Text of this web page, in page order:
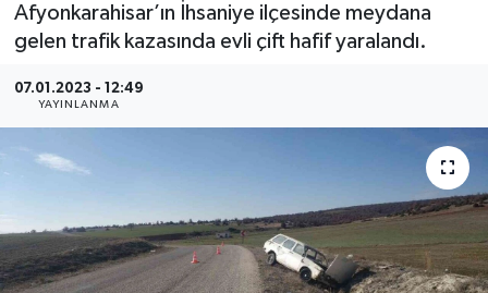
Afyonkarahisar’ın İhsaniye ilçesinde meydana
gelen trafik kazasında evli çift hafif yaralandı.
07.01.2023 - 12:49
YAYINLANMA
Teknoloji
Kültür - Sanat
Yaşam
Haber Arşivi